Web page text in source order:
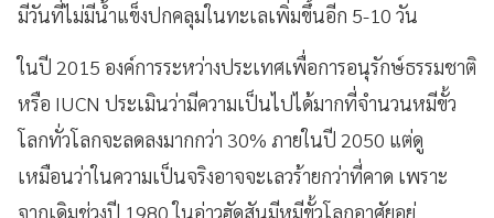
มีวันที่ไม่มีน้ำแข็งปกคลุมในทะเลเพิ่มขึ้นอีก 5-10 วัน
ในปี 2015 องค์การระหว่างประเทศเพื่อการอนุรักษ์ธรรมชาติ
หรือ IUCN ประเมินว่ามีความเป็นไปได้มากที่จำนวนหมีขั้ว
โลกทั่วโลกจะลดลงมากกว่า 30% ภายในปี 2050 แต่ดู
เหมือนว่าในความเป็นจริงอาจจะเลวร้ายกว่าที่คาด เพราะ
จากเดิมช่วงปี 1980 ในอ่าวฮัดสันมีหมีขั้วโลกอาศัยอยู่